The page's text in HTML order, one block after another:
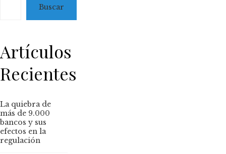
Buscar
Artículos
Recientes
La quiebra de
más de 9.000
bancos y sus
efectos en la
regulación